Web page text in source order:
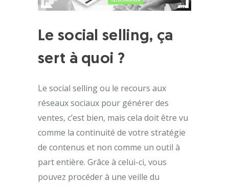
Le social selling, ça
sert à quoi ?
Le social selling ou le recours aux
réseaux sociaux pour générer des
ventes, c’est bien, mais cela doit être vu
comme la continuité de votre stratégie
de contenus et non comme un outil à
part entière. Grâce à celui-ci, vous
pouvez procéder à une veille du